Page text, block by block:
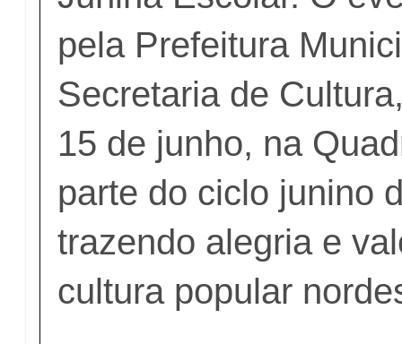
pela Prefeitura
Secretaria de
15 de junho, na
parte do ciclo junino
trazendo alegria e
cultura popular